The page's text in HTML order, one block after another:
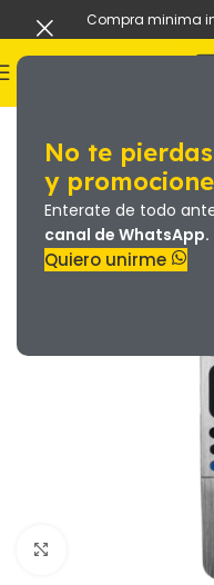
No te
y
Enterate de todo
canal de WhatsApp.
Quiero unirme
Compra minima